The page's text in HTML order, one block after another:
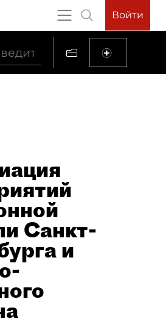
Войти
Санкт-
и